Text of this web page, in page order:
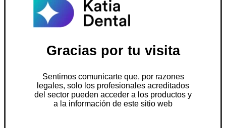
Gracias por tu visita
Sentimos comunicarte que, por razones
legales, solo los profesionales acreditados
del sector pueden acceder a los productos y
a la información de este sitio web